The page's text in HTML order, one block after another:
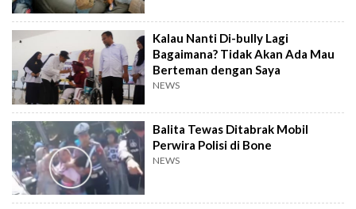
Kalau Nanti Di-bully Lagi
Bagaimana? Tidak Akan Ada Mau
Berteman dengan Saya
NEWS
Balita Tewas Ditabrak Mobil
Perwira Polisi di Bone
NEWS